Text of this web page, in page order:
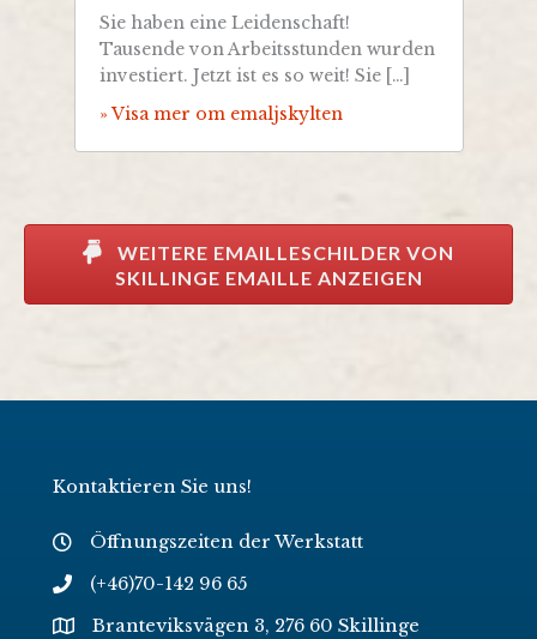
Sie haben eine Leidenschaft!
Tausende von Arbeitsstunden wurden
investiert. Jetzt ist es so weit! Sie […]
» Visa mer om emaljskylten
WEITERE EMAILLESCHILDER VON
SKILLINGE EMAILLE ANZEIGEN
Kontaktieren Sie uns!
Öffnungszeiten der Werkstatt
(+46)70-142 96 65
Branteviksvägen 3, 276 60 Skillinge